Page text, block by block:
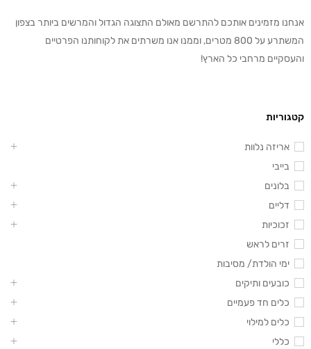
אנחנו מזמינים אותכם להתרשם מאולם התצוגה הגדול והמרשים ביותר בצפון
המשתרע על 800 מטרים, וממנו אנו משרתים את לקוחותנו הפרטיים
והעסקיים מרחבי כל הארץ!
קטגוריות
אריזה נלוות
בייבי
בלונים
דליים
זכוכיות
זרים לראש
ימי הולדת/ מסיבות
כובעים ותיקים
כלים חד פעמיים
כלים למילוי
כללי